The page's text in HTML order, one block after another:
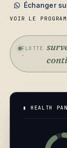
Échanger
VOIR LE
FLOTTE
·
▮ HEALTH